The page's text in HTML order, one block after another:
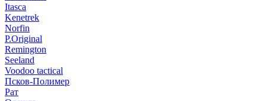
Itasca
Kenetrek
Norfin
P.Original
Remington
Seeland
Voodoo tactical
Псков-Полимер
Рат